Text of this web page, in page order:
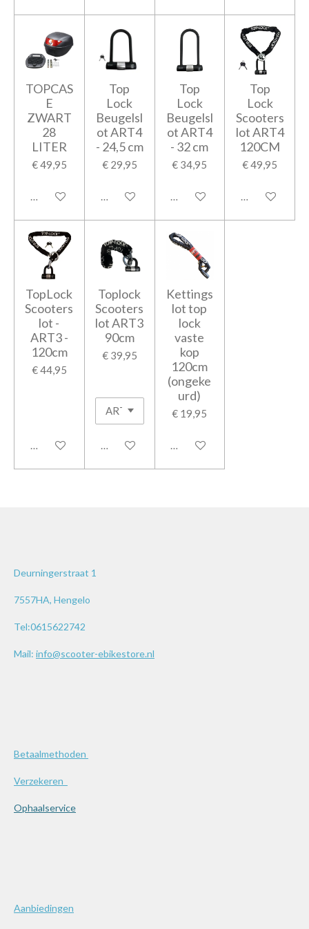
TOPCAS
E
ZWART
28
LITER
€ 49,95
In winkelwagen
Top
Lock
Beugelsl
ot ART4
- 24,5 cm
€ 29,95
In winkelwagen
Top
Lock
Beugelsl
ot ART4
- 32 cm
€ 34,95
In winkelwagen
Top
Lock
Scooters
lot ART4
120CM
€ 49,95
In
TopLock
Scooters
lot -
ART3 -
120cm
€ 44,95
In winkelwagen
Toplock
Scooters
lot ART3
90cm
€ 39,95
In winkelwagen
Kettings
lot top
lock
vaste
kop
120cm
(ongeke
urd)
€ 19,95
In winkelwagen
Deurningerstraat 1
7557HA, Hengelo
Tel:0615622742
Mail: info@scooter-ebikestore.nl
Betaalmethoden
Verzekeren
Ophaalservice
Aanbiedingen